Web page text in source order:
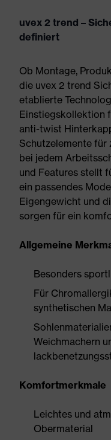
uvex 2 trend –
definiert
Ob Montage,
die uvex 2 trend
etablierte
Einstiegskollektion
anti-twist
Schutzelemente für
bei jedem
und Features stellt
ein passendes
Eigengewicht und
sorgen für ein
Allgemeine
Besonders
Für
synthetischen
Weichmachern
Komfortmerkmale
Leichtes und
Obermaterial